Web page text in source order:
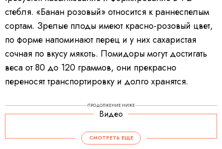
стебля. «Банан розовый» относится к раннеспелым
сортам. Зрелые плоды имеют красно-розовый цвет,
по форме напоминают перец и у них сахаристая
сочная по вкусу мякоть. Помидоры могут достигать
веса от 80 до 120 граммов, они прекрасно
переносят транспортировку и долго хранятся.
ПРОДОЛЖЕНИЕ НИЖЕ
Видео
СМОТРЕТЬ ЕЩЕ